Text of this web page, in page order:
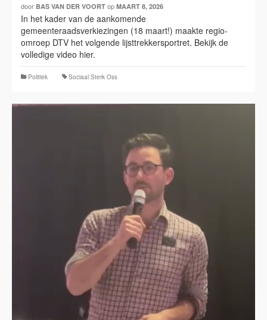
door BAS VAN DER VOORT op MAART 8, 2026
In het kader van de aankomende
gemeenteraadsverkiezingen (18 maart!) maakte regio-
omroep DTV het volgende lijsttrekkersportret. Bekijk de
volledige video hier.
Politiek Sociaal Sterk Oss